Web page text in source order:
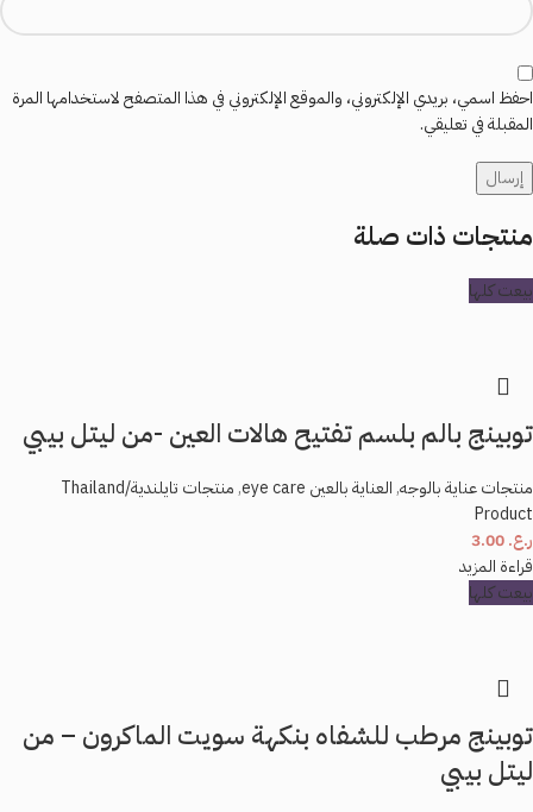
احفظ اسمي، بريدي الإلكتروني، والموقع الإلكتروني في هذا المتصفح لاستخدامها المرة
المقبلة في تعليقي.
منتجات ذات صلة
بيعت كلها
توبينج بالم بلسم تفتيح هالات العين -من ليتل بيبي
منتجات عناية بالوجه,العناية بالعين eye care ,
منتجات تايلندية/Thailand
Product
ر.ع.
قراءة المزيد
بيعت كلها
توبينج مرطب للشفاه بنكهة سويت الماكرون – من
ليتل بيبي